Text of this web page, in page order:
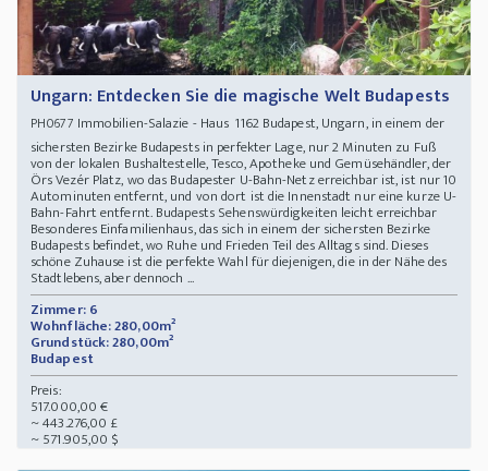
Ungarn: Entdecken Sie die magische Welt Budapests
PH0677 Immobilien-Salazie - Haus 1162 Budapest, Ungarn, in einem der
sichersten Bezirke Budapests in perfekter Lage, nur 2 Minuten zu Fuß
von der lokalen Bushaltestelle, Tesco, Apotheke und Gemüsehändler, der
Örs Vezér Platz, wo das Budapester U-Bahn-Netz erreichbar ist, ist nur 10
Autominuten entfernt, und von dort ist die Innenstadt nur eine kurze U-
Bahn-Fahrt entfernt. Budapests Sehenswürdigkeiten leicht erreichbar
Besonderes Einfamilienhaus, das sich in einem der sichersten Bezirke
Budapests befindet, wo Ruhe und Frieden Teil des Alltags sind. Dieses
schöne Zuhause ist die perfekte Wahl für diejenigen, die in der Nähe des
Stadtlebens, aber dennoch ...
Zimmer: 6
Wohnfläche: 280,00m²
Grundstück: 280,00m²
Budapest
Preis:
517.000,00 €
~ 443.276,00 £
~ 571.905,00 $